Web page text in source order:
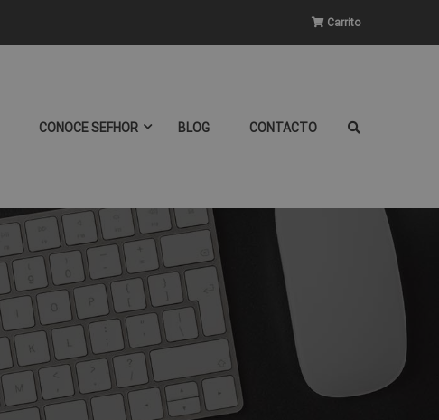
Carrito
CONOCE SEFHOR BLOG CONTACTO